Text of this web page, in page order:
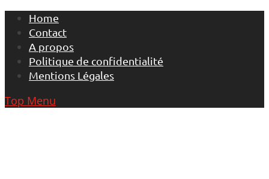
Skip
content
Home
Contact
A propos
Politique de confidentialité
Mentions Légales
Top Menu